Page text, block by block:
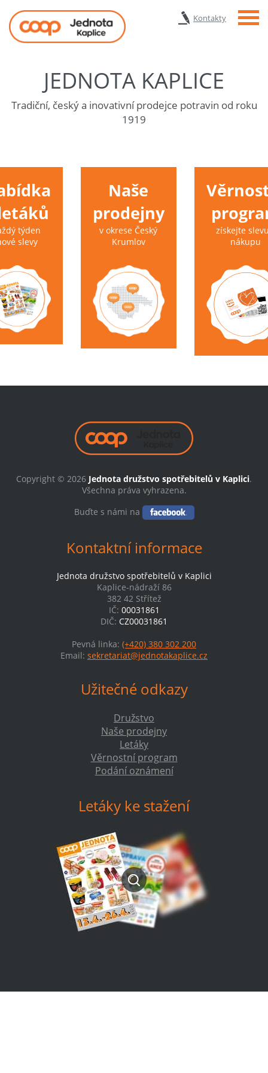
Kontakty Menu
JEDNOTA KAPLICE
Tradiční, český a inovativní prodejce potravin od roku
1919
týden
slevy
Naše
prodejny
v okrese Český
Krumlov
získejte
nákupu
Copyright © 2026 Jednota družstvo spotřebitelů v Kaplici.
Všechna práva vyhrazena.
Buďte s námi na
Kontaktní informace
Jednota družstvo spotřebitelů v Kaplici
Kaplice-nádraží 86
382 42 Střítež
IČ: 00031861
DIČ: CZ00031861
Pevná linka: (+420) 380 302 200
Email: sekretariat@jednotakaplice.cz
Užitečné odkazy
Družstvo
Naše prodejny
Letáky
Věrnostní program
Podání oznámení
Letáky ke stažení